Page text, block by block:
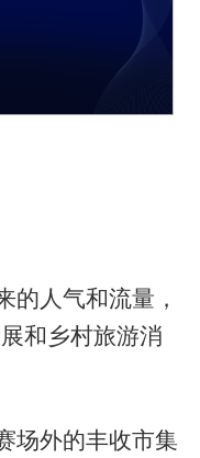
人气和流量，
和乡村旅游消
外的丰收市集